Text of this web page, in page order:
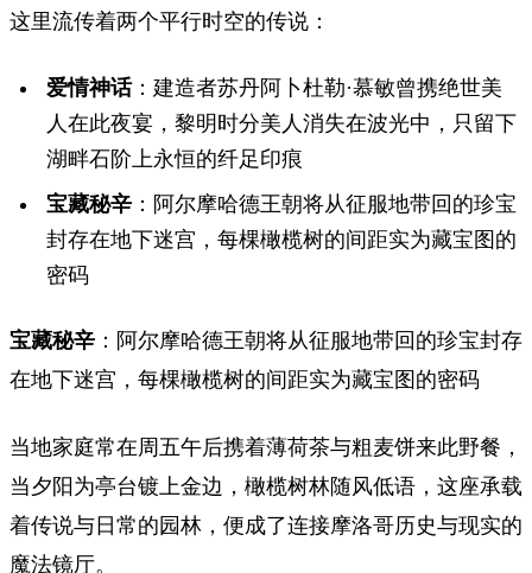
这里流传着两个平行时空的传说：
爱情神话：建造者苏丹阿卜杜勒·慕敏曾携绝世美
人在此夜宴，黎明时分美人消失在波光中，只留下
湖畔石阶上永恒的纤足印痕
宝藏秘辛 ：阿尔摩哈德王朝将从征服地带回的珍宝
封存在地下迷宫，每棵橄榄树的间距实为藏宝图的
密码
宝藏秘辛 ：阿尔摩哈德王朝将从征服地带回的珍宝封存
在地下迷宫，每棵橄榄树的间距实为藏宝图的密码
当地家庭常在周五午后携着薄荷茶与粗麦饼来此野餐，
当夕阳为亭台镀上金边，橄榄树林随风低语，这座承载
着传说与日常的园林，便成了连接摩洛哥历史与现实的
魔法镜厅。